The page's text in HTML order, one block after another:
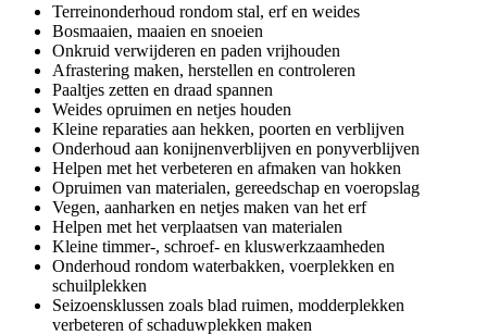
Terreinonderhoud rondom stal, erf en weides
Bosmaaien, maaien en snoeien
Onkruid verwijderen en paden vrijhouden
Afrastering maken, herstellen en controleren
Paaltjes zetten en draad spannen
Weides opruimen en netjes houden
Kleine reparaties aan hekken, poorten en verblijven
Onderhoud aan konijnenverblijven en ponyverblijven
Helpen met het verbeteren en afmaken van hokken
Opruimen van materialen, gereedschap en voeropslag
Vegen, aanharken en netjes maken van het erf
Helpen met het verplaatsen van materialen
Kleine timmer-, schroef- en kluswerkzaamheden
Onderhoud rondom waterbakken, voerplekken en
schuilplekken
Seizoensklussen zoals blad ruimen, modderplekken
verbeteren of schaduwplekken maken